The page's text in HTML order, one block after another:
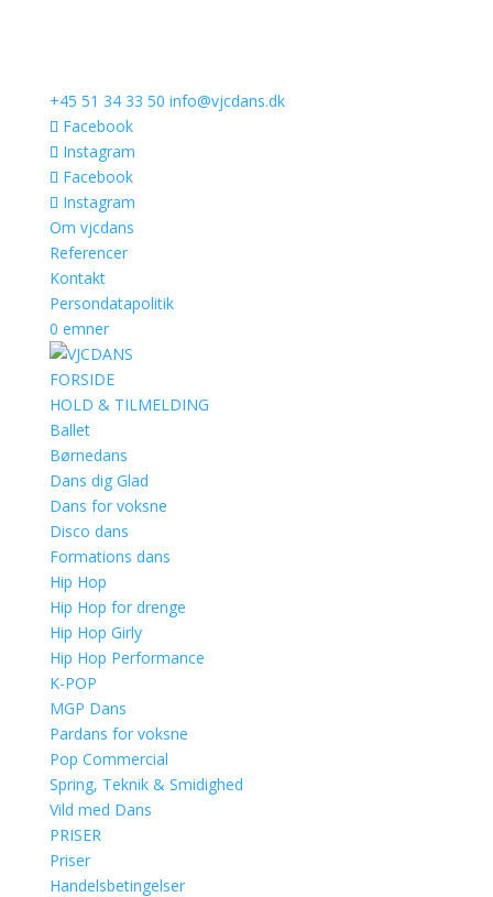
+45 51 34 33 50 info@vjcdans.dk
Facebook
Instagram
Facebook
Instagram
Om vjcdans
Referencer
Kontakt
Persondatapolitik
0 emner
FORSIDE
HOLD & TILMELDING
Ballet
Børnedans
Dans dig Glad
Dans for voksne
Disco dans
Formations dans
Hip Hop
Hip Hop for drenge
Hip Hop Girly
Hip Hop Performance
K-POP
MGP Dans
Pardans for voksne
Pop Commercial
Spring, Teknik & Smidighed
Vild med Dans
PRISER
Priser
Handelsbetingelser